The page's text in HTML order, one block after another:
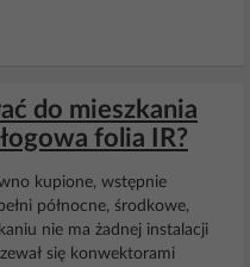
do mieszkania
folia IR?
kupione, wstępnie
północne, środkowe,
nie ma żadnej instalacji
się konwektorami